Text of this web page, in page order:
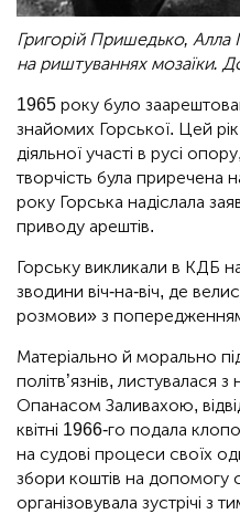
Григорій Пришедько, Алла
на риштуваннях мозаїки.
1965 року було
знайомих Горської. Цей
діяльної участі в русі
творчість була приречена
року Горська надіслала
приводу арештів.
Горську викликали в КДБ
зводини віч-на-віч, де
розмови» з
Матеріально й морально
політв’язнів, листувалася
Опанасом Заливахою,
квітні 1966-го подала
на судові процеси своїх
збори коштів на допомогу
організовувала зустрічі з